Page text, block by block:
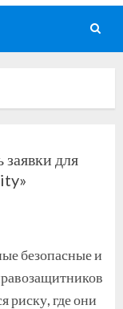
для
безопасные и
риску, где они